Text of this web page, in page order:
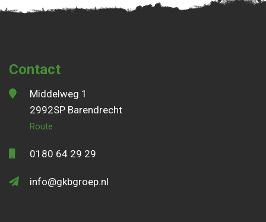
Contact
Middelweg 1
2992SP Barendrecht
Route
0180 64 29 29
info@gkbgroep.nl